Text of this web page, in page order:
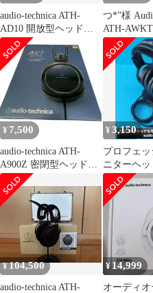
audio-technica ATH-
AD10 開放型ヘッドホ
ン
つ*”様
ATH-
ホン
¥ 7,500
audio-technica ATH-
A900Z 密閉型ヘッドホ
ン 有線
¥3,150
プロフェ
ニターヘッ
audio-
¥104,500
audio-technica ATH-
¥ 14,999
オーディ